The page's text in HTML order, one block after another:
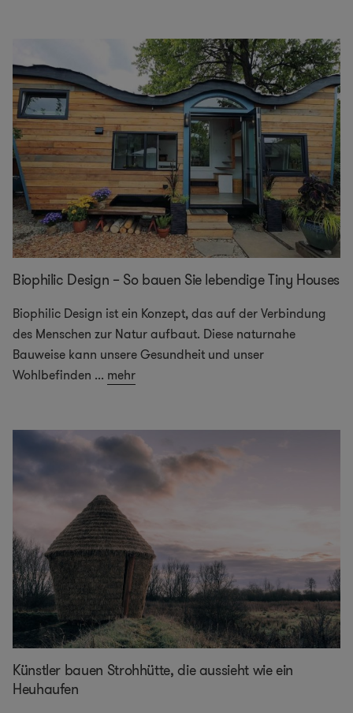
Biophilic Design – So bauen Sie lebendige Tiny Houses
Biophilic Design ist ein Konzept, das auf der Verbindung
des Menschen zur Natur aufbaut. Diese naturnahe
Bauweise kann unsere Gesundheit und unser
Wohlbefinden ... mehr
Künstler bauen Strohhütte, die aussieht wie ein
Heuhaufen